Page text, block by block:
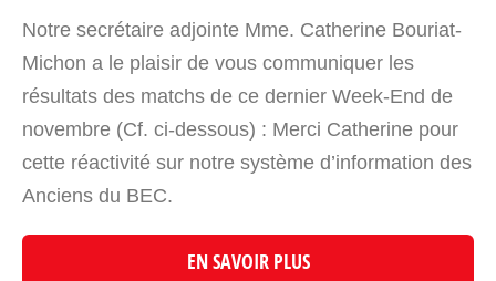
Notre secrétaire adjointe Mme. Catherine Bouriat-
Michon a le plaisir de vous communiquer les
résultats des matchs de ce dernier Week-End de
novembre (Cf. ci-dessous) : Merci Catherine pour
cette réactivité sur notre système d’information des
Anciens du BEC.
EN SAVOIR PLUS